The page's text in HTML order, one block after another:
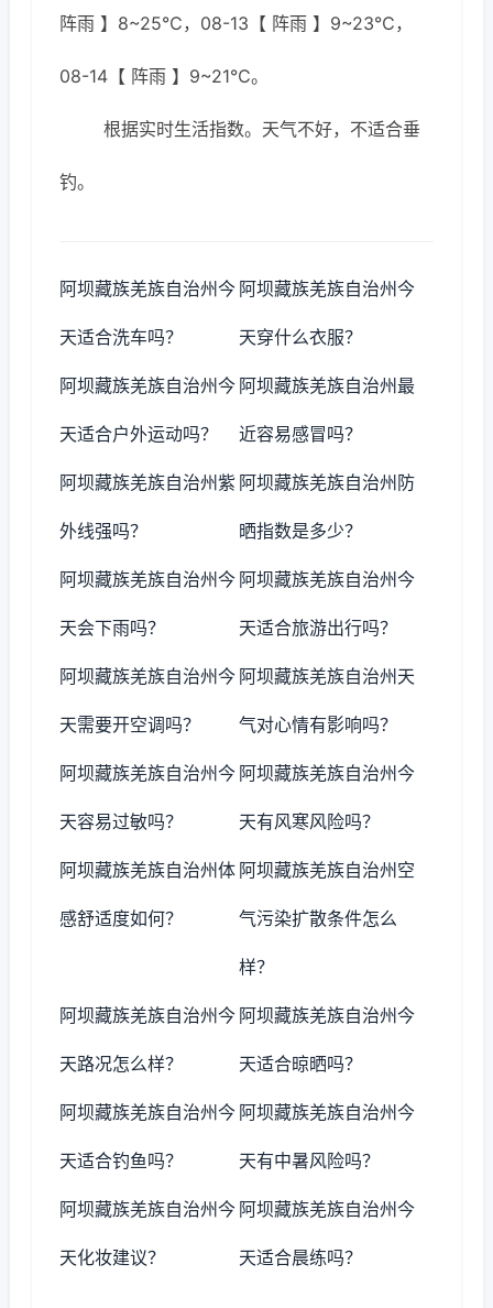
阵雨 】8~25℃，08-13【 阵雨 】9~23℃，
08-14【 阵雨 】9~21℃。
根据实时生活指数。天气不好，不适合垂
钓。
阿坝藏族羌族自治州今
天适合洗车吗？
阿坝藏族羌族自治州今
天穿什么衣服？
阿坝藏族羌族自治州今
天适合户外运动吗？
阿坝藏族羌族自治州最
近容易感冒吗？
阿坝藏族羌族自治州紫
外线强吗？
阿坝藏族羌族自治州防
晒指数是多少？
阿坝藏族羌族自治州今
天会下雨吗？
阿坝藏族羌族自治州今
天适合旅游出行吗？
阿坝藏族羌族自治州今
天需要开空调吗？
阿坝藏族羌族自治州天
气对心情有影响吗？
阿坝藏族羌族自治州今
天容易过敏吗？
阿坝藏族羌族自治州今
天有风寒风险吗？
阿坝藏族羌族自治州体
感舒适度如何？
阿坝藏族羌族自治州空
气污染扩散条件怎么
样？
阿坝藏族羌族自治州今
天路况怎么样？
阿坝藏族羌族自治州今
天适合晾晒吗？
阿坝藏族羌族自治州今
天适合钓鱼吗？
阿坝藏族羌族自治州今
天有中暑风险吗？
阿坝藏族羌族自治州今
天化妆建议？
阿坝藏族羌族自治州今
天适合晨练吗？